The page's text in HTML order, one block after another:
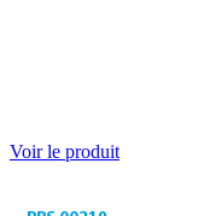
Voir le produit